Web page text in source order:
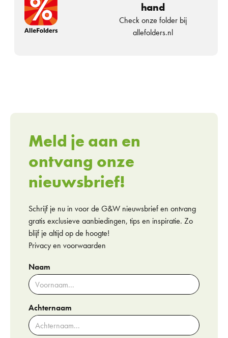
hand
Check onze folder bij
allefolders.nl
Meld je aan en
ontvang onze
nieuwsbrief!
Schrijf je nu in voor de G&W nieuwsbrief en ontvang
gratis exclusieve aanbiedingen, tips en inspiratie. Zo
blijf je altijd op de hoogte!
Privacy en voorwaarden
Naam
Achternaam